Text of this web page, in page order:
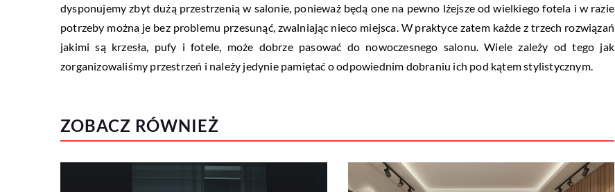
dysponujemy zbyt dużą przestrzenią w salonie, ponieważ będą one na pewno lżejsze od wielkiego fotela i w razie
potrzeby można je bez problemu przesunąć, zwalniając nieco miejsca. W praktyce zatem każde z trzech rozwiązań
jakimi są krzesła, pufy i fotele, może dobrze pasować do nowoczesnego salonu. Wiele zależy od tego jak
zorganizowaliśmy przestrzeń i należy jedynie pamiętać o odpowiednim dobraniu ich pod kątem stylistycznym.
ZOBACZ RÓWNIEŻ